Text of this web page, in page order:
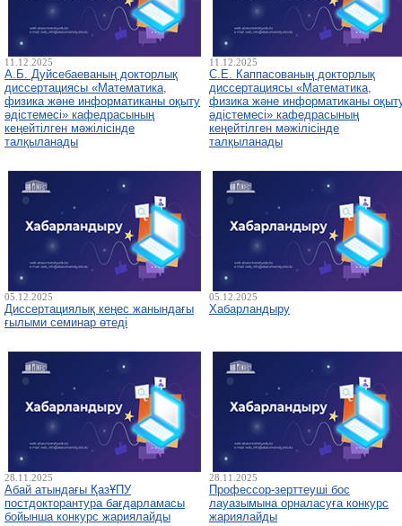
11.12.2025
А.Б. Дуйсебаеваның докторлық
диссертациясы «Математика,
физика және информатиканы оқыту
әдістемесі» кафедрасының
кеңейтілген мәжілісінде
талқыланады
11.12.2025
С.Е. Каппасованың докторлық
диссертациясы «Математика,
физика және информатиканы
әдістемесі» кафедрасының
кеңейтілген мәжілісінде
талқыланады
05.12.2025
Диссертациялық кеңес жанындағы
ғылыми семинар өтеді
05.12.2025
Хабарландыру
28.11.2025
Абай атындағы ҚазҰПУ
постдокторантура бағдарламасы
бойынша конкурс жариялайды
28.11.2025
Профессор-зерттеуші бос
лауазымына орналасуға конкурс
жариялайды